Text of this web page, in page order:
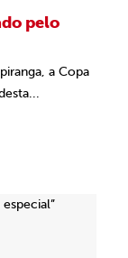
pelo
a Copa